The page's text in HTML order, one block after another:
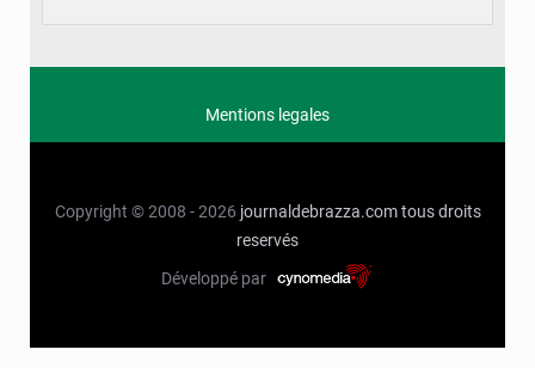
Mentions legales
Copyright © 2008 - 2026 journaldebrazza.com tous droits
reservés
Développé par